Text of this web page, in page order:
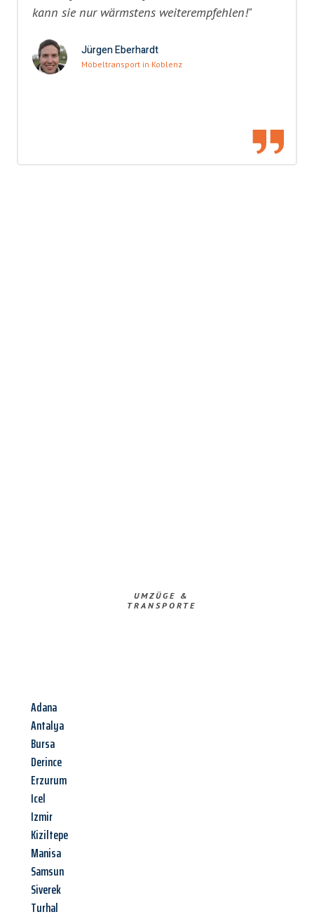
kann sie nur wärmstens weiterempfehlen!"
Jürgen Eberhardt
Möbeltransport in Koblenz
UMZÜGE &
TRANSPORTE
Adana
Antalya
Bursa
Derince
Erzurum
Icel
Izmir
Kiziltepe
Manisa
Samsun
Siverek
Turhal